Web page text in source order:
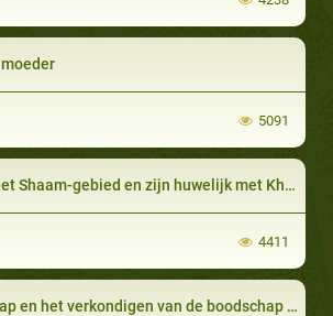
5091
Shaam-gebied en zijn huwelijk met Khadija
4411
verkondigen van de boodschap voorafgaand aan het